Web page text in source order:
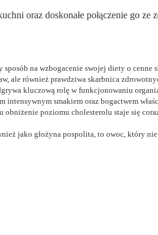
oraz doskonałe połączenie go
na wzbogacenie swojej diety o cenne
ale również prawdziwa skarbnica
kluczową rolę w funkcjonowaniu
smakiem oraz bogactwem
obniżenie poziomu cholesterolu staje się
jako głożyna pospolita, to owoc, który